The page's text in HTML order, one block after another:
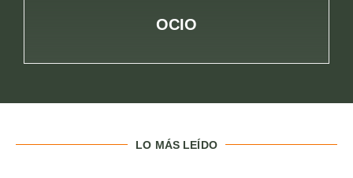
OCIO
LO MÁS LEÍDO